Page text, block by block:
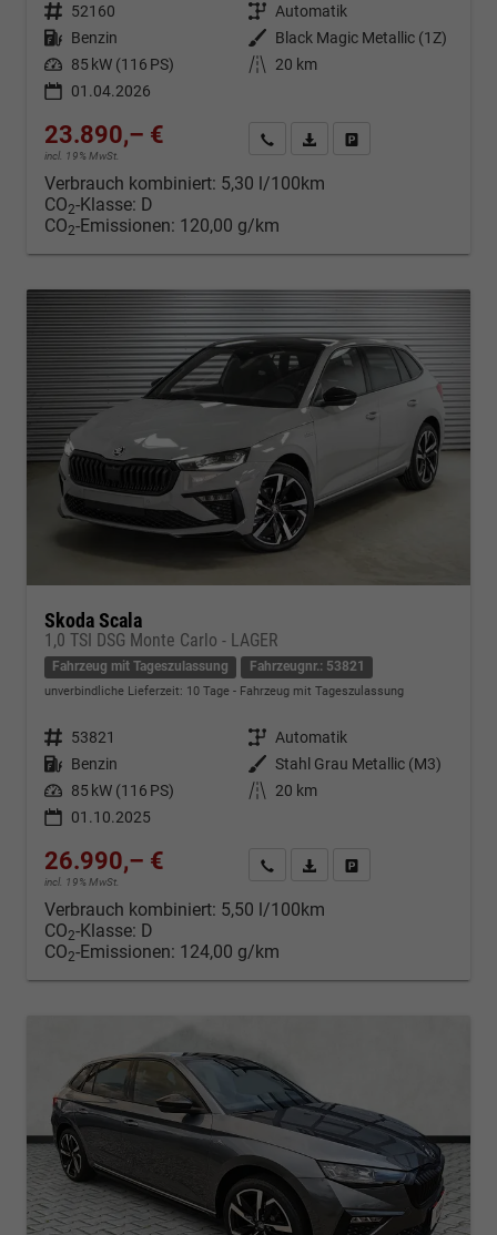
Fahrzeugnr. 52160 Getriebe Automatik
Kraftstoff Benzin Außenfarbe
Black Magic Metallic (1Z)
Leistung 85 kW (116 PS) Kilometerstand
20 km
01.04.2026
23.890,– €
incl. 19% MwSt.
Kontakt & Angebot anfordern
PDF-Datei, Fahrzeugexposé
Verbrauch kombiniert: 5,30 l/100km
CO2-Klasse: D
CO2-Emissionen: 120,00 g/km
Skoda Scala
1,0 TSI DSG Monte Carlo - LAGER
Fahrzeug mit Tageszulassung Fahrzeugnr.: 53821
unverbindliche Lieferzeit: 10 Tage Fahrzeug mit Tageszulassung
Fahrzeugnr. 53821 Getriebe Automatik
Kraftstoff Benzin Außenfarbe Stahl Grau Metallic (M3)
Leistung 85 kW (116 PS) Kilometerstand
20 km
01.10.2025
26.990,– €
incl. 19% MwSt.
Kontakt & Angebot anfordern
PDF-Datei, Fahrzeugexposé
Verbrauch kombiniert: 5,50 l/100km
CO2-Klasse: D
CO2-Emissionen: 124,00 g/km